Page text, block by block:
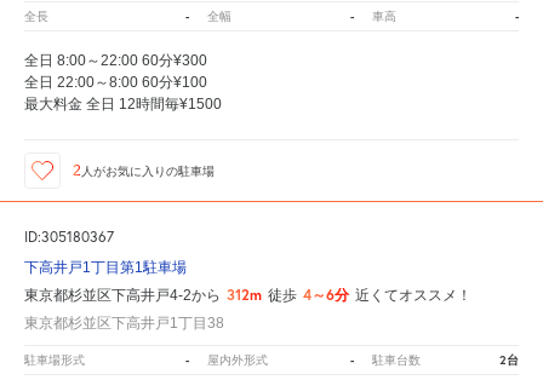
全長 - 全幅 - 車高 -
全日 8:00～22:00 60分¥300
全日 22:00～8:00 60分¥100
最大料金 全日 12時間毎¥1500
2 人がお気に入りの駐車場
ID:305180367
下高井戸1丁目第1駐車場
東京都杉並区下高井戸4-2から 312m 徒歩 4～6分 近くてオススメ！
東京都杉並区下高井戸1丁目38
駐車場形式 - 屋内外形式 - 駐車台数 2台